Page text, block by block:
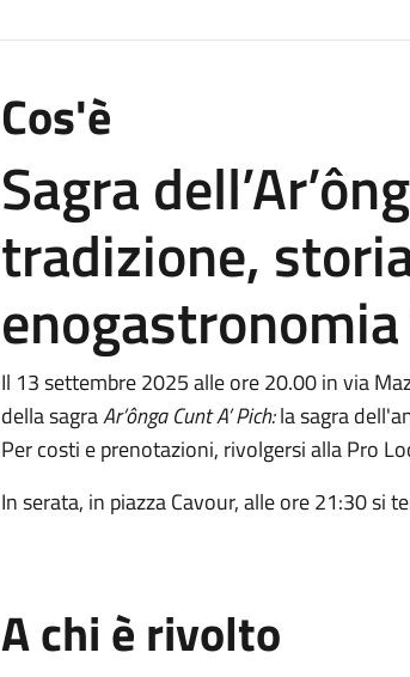
Cos'è
Sagra
tradizione,
Il 13 settembre 2025 alle ore 20.00 in via
della sagraAr’ônga Cunt A’ Pich:la sagra
Per costi e prenotazioni, rivolgersi alla Pro
In serata, in piazza Cavour, alle ore 21:30 si
A chi è rivolto